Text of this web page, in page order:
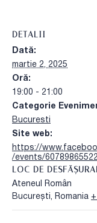
DETALII
Dată:
martie 2, 2025
Oră:
19:00 - 21:00
Categorie
Bucuresti
Site web:
https://
/events/
LOC DE
Ateneul Român
București, Romania